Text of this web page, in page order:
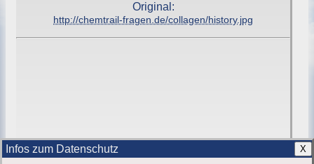
Original:
http://chemtrail-fragen.de/collagen/history.jpg
Infos zum Datenschutz X